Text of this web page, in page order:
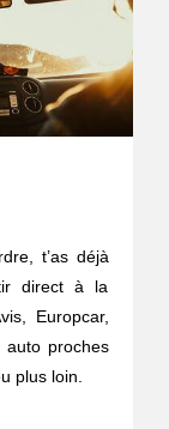
t’as déjà
direct à la
Europcar,
auto proches
plus loin.